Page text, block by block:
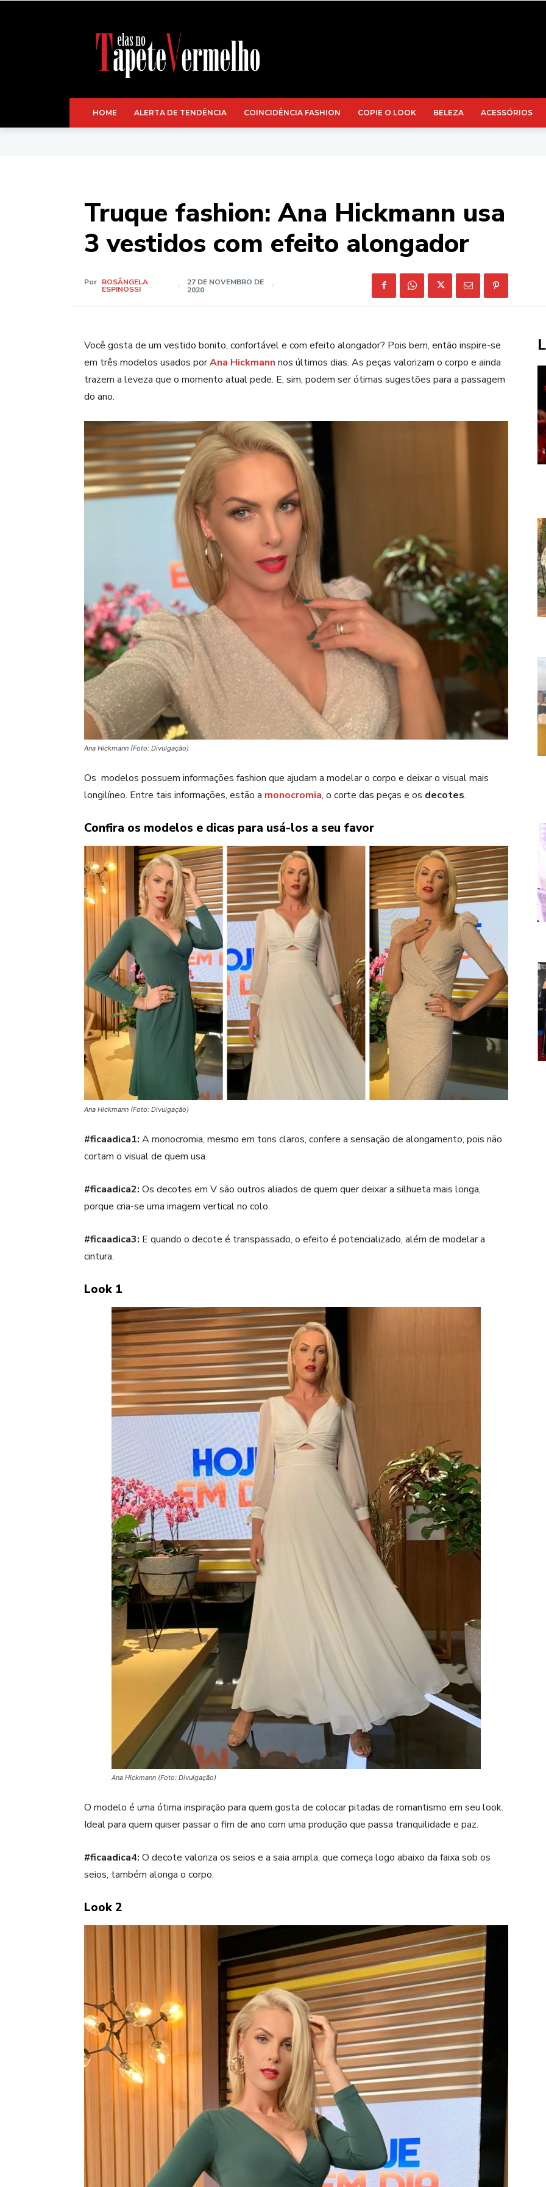
HOME ALERTA DE TENDÊNCIA COINCIDÊNCIA FASHION COPIE O LOOK BELEZA ACESSÓRIOS
Truque fashion: Ana Hickmann usa
3 vestidos com efeito alongador
Por ROSÂNGELA
ESPINOSSI
27 DE NOVEMBRO DE
2020
Você gosta de um vestido bonito, confortável e com efeito alongador? Pois bem, então inspire-se
em três modelos usados porAna Hickmann nos últimos dias. As peças valorizam o corpo e ainda
trazem a leveza que o momento atual pede. E, sim, podem ser ótimas sugestões para a passagem
do ano.
Ana Hickmann (Foto: Divulgação)
Os modelos possuem informações fashion que ajudam a modelar o corpo e deixar o visual mais
longilíneo. Entre tais informações, estão a monocromia, o corte das peças e os decotes.
Confira os modelos e dicas para usá-los a seu favor
Ana Hickmann (Foto: Divulgação)
#ficaadica1: A monocromia, mesmo em tons claros, confere a sensação de alongamento, pois não
cortam o visual de quem usa.
#ficaadica2: Os decotes em V são outros aliados de quem quer deixar a silhueta mais longa,
porque cria-se uma imagem vertical no colo.
#ficaadica3: E quando o decote é transpassado, o efeito é potencializado, além de modelar a
cintura.
Look 1
Ana Hickmann (Foto: Divulgação)
O modelo é uma ótima inspiração para quem gosta de colocar pitadas de romantismo em seu look.
Ideal para quem quiser passar o fim de ano com uma produção que passa tranquilidade e paz.
#ficaadica4: O decote valoriza os seios e a saia ampla, que começa logo abaixo da faixa sob os
seios, também alonga o corpo.
Look 2